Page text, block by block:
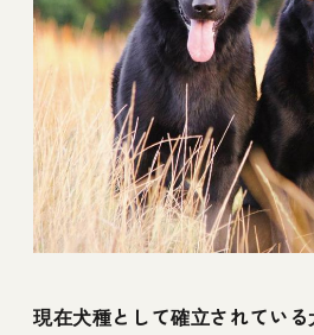
現在犬種として確立されてい